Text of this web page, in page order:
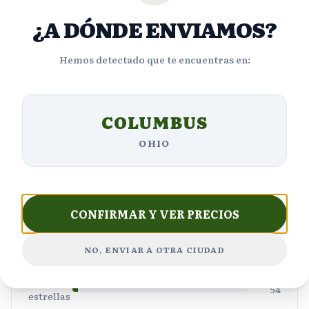
4.4
Basado en1816reseñas
estrellas
estrellas
estrellas
estrellas
54
¿A DÓNDE ENVIAMOS?
Hemos detectado que te encuentras en:
COLUMBUS
OHIO
CONFIRMAR Y VER PRECIOS
NO, ENVIAR A OTRA CIUDAD